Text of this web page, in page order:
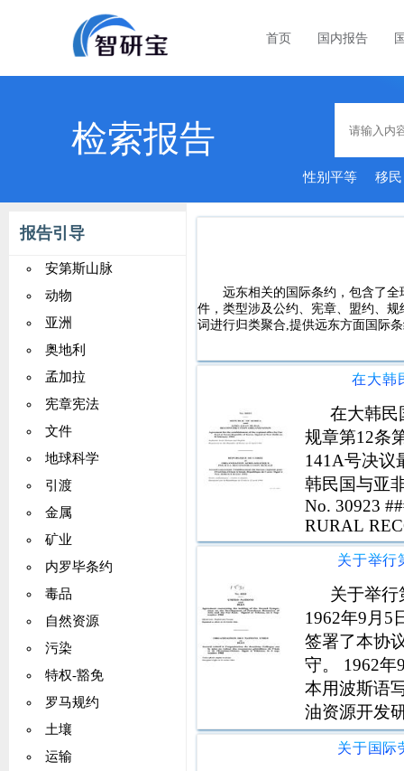
首页 国内报告
检索报告
性别平等 移民
报告引导
安第斯山脉
动物
亚洲
奥地利
孟加拉
宪章宪法
文件
地球科学
引渡
金属
矿业
内罗毕条约
毒品
自然资源
污染
特权-豁免
罗马规约
土壤
运输
远东相关的国际条约，包含了全
件，类型涉及公约、宪章、盟约、
词进行归类聚合,提供远东方面国际
在大韩
在大韩民
规章第12条
141A号决议
韩民国与亚
No. 30923
RURAL
for the
关于举行
1962年9月5
签署了本协
守。 1962年
本用波斯语
油资源开发
开发。第二
会”）将在